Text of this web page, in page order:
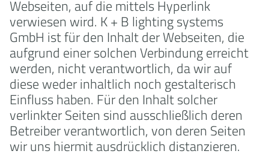
Webseiten, auf die mittels Hyperlink
verwiesen wird. K + B lighting systems
GmbH ist für den Inhalt der Webseiten, die
aufgrund einer solchen Verbindung erreicht
werden, nicht verantwortlich, da wir auf
diese weder inhaltlich noch gestalterisch
Einfluss haben. Für den Inhalt solcher
verlinkter Seiten sind ausschließlich deren
Betreiber verantwortlich, von deren Seiten
wir uns hiermit ausdrücklich distanzieren.